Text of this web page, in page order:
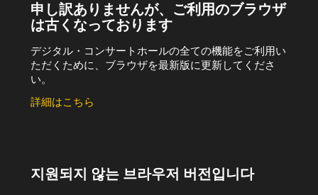
申し訳ありませんが、ご利用のブラウザ
は古くなっております
デジタル・コンサートホールの全ての機能をご利用い
ただくために、ブラウザを最新版に更新してくださ
い。
詳細はこちら
지원되지 않는 브라우저 버전입니다